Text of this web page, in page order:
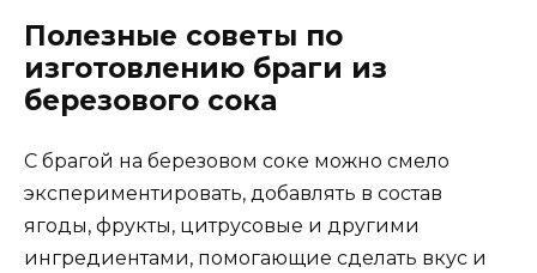
Полезные советы по
изготовлению браги из
березового сока
С брагой на березовом соке можно смело
экспериментировать, добавлять в состав
ягоды, фрукты, цитрусовые и другими
ингредиентами, помогающие сделать вкус и